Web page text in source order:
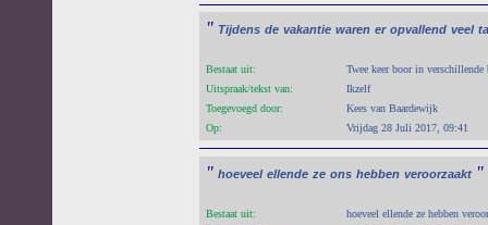
" Tijdens de vakantie waren er opvallend veel
Bestaat uit:
Twee keer boor in verschillende
Uitspraak/tekst van:
Ikzelf
Toegevoegd door:
Kees van Baardewijk
Op:
Vrijdag 28 Juli 2017, 09:41
" hoeveel ellende ze ons hebben veroorzaakt "
Bestaat uit:
hoeveel ellende ze hebben